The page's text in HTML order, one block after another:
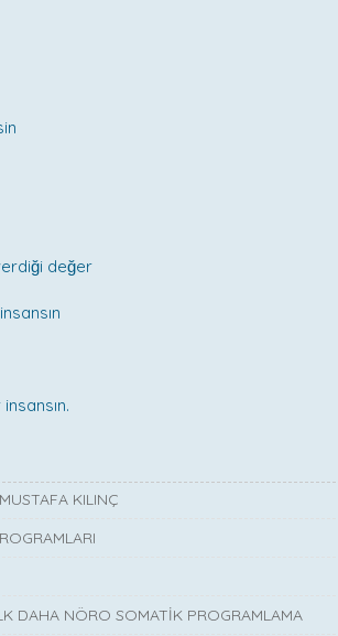
değer
KILINÇ
DAHA NÖRO SOMATİK PROGRAMLAMA